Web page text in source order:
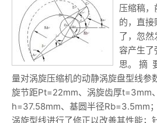
压缩稿，
的，直
了，忽然
容产生了
思。 摘
量对涡旋压缩机的动静涡旋盘型线参
旋节距Pt=22mm、涡旋齿厚t=3mm
h=37.58mm、基圆半径Rb=3.5mm
涡旋型线进行了修正以改善其性能；